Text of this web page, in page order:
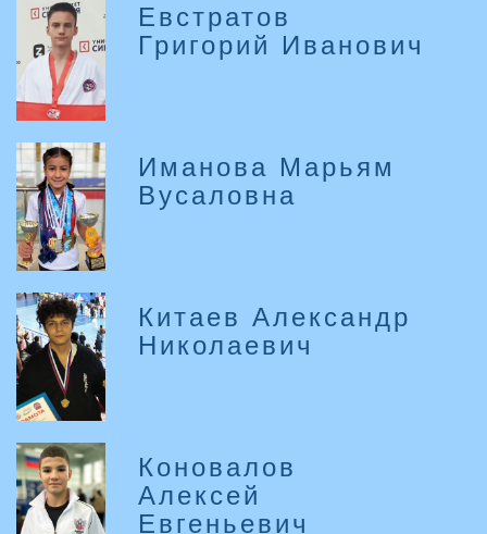
Евстратов
Григорий Иванович
Иманова Марьям
Вусаловна
Китаев Александр
Николаевич
Коновалов
Алексей
Евгеньевич